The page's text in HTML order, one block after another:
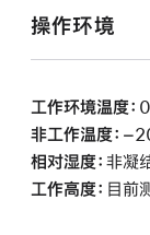
操作环境
工作环境温度：
非工作温度：
相对湿度： 非凝
工作高度： 目前